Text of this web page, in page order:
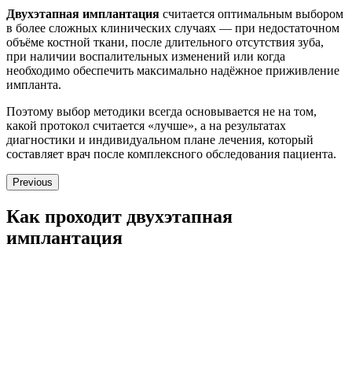
Двухэтапная имплантация считается оптимальным выбором
в более сложных клинических случаях — при недостаточном
объёме костной ткани, после длительного отсутствия зуба,
при наличии воспалительных изменений или когда
необходимо обеспечить максимально надёжное приживление
импланта.
Поэтому выбор методики всегда основывается не на том,
какой протокол считается «лучше», а на результатах
диагностики и индивидуальном плане лечения, который
составляет врач после комплексного обследования пациента.
Previous
Как проходит двухэтапная
имплантация